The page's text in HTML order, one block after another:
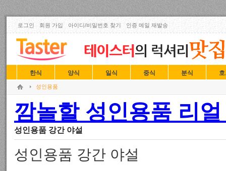
로그인 회원 가입 아이디/비밀번호 찾기 인증 메일 재발송
한식 양식 일식 중식 분식
성인용품
깜놀할 성인용품 리
성인용품 강간 야설
성인용품 강간 야설